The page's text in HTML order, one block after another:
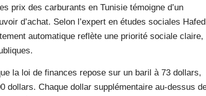
prix des carburants en Tunisie témoigne d’un
d’achat. Selon l’expert en études sociales
automatique reflète une priorité sociale claire,
la loi de finances repose sur un baril à 73 dollars,
dollars. Chaque dollar supplémentaire au-dessus